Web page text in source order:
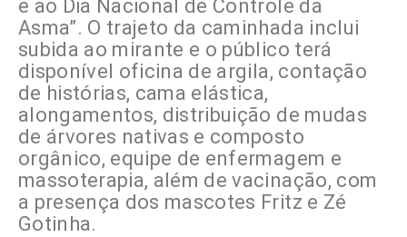
e ao Dia Nacional de Controle da
Asma”. O trajeto da caminhada inclui
subida ao mirante e o público terá
disponível oficina de argila, contação
de histórias, cama elástica,
alongamentos, distribuição de mudas
de árvores nativas e composto
orgânico, equipe de enfermagem e
massoterapia, além de vacinação, com
a presença dos mascotes Fritz e Zé
Gotinha.